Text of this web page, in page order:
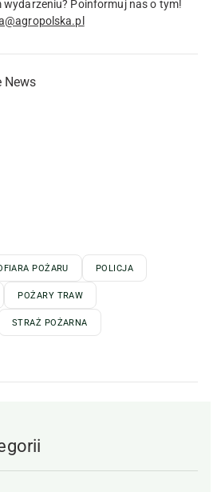
wydarzeniu? Poinformuj nas o tym!
News
POŻARU POLICJA
POŻARY TRAW
STRAŻ POŻARNA